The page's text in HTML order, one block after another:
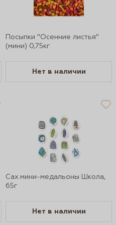
Посыпки "Осенние листья"
(мини) 0,75кг
Нет в наличии
Сах.мини-медальоны Школа,
65г
Нет в наличии